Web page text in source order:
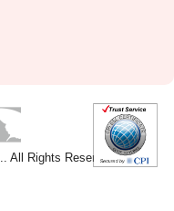
. All Rights Reserved.